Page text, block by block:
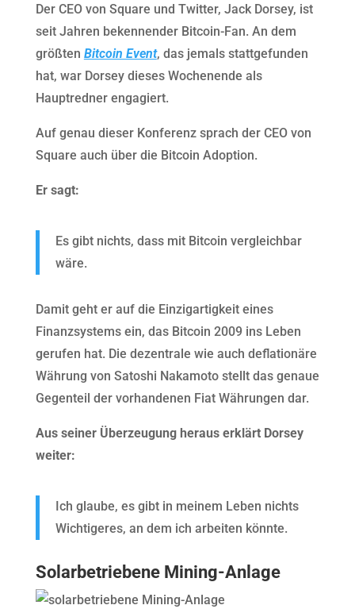
Der CEO von Square und Twitter, Jack Dorsey, ist
seit Jahren bekennender Bitcoin-Fan. An dem
größten Bitcoin Event, das jemals stattgefunden
hat, war Dorsey dieses Wochenende als
Hauptredner engagiert.
Auf genau dieser Konferenz sprach der CEO von
Square auch über die Bitcoin Adoption.
Er sagt:
Es gibt nichts, dass mit Bitcoin vergleichbar
wäre.
Damit geht er auf die Einzigartigkeit eines
Finanzsystems ein, das Bitcoin 2009 ins Leben
gerufen hat. Die dezentrale wie auch deflationäre
Währung von Satoshi Nakamoto stellt das genaue
Gegenteil der vorhandenen Fiat Währungen dar.
Aus seiner Überzeugung heraus erklärt Dorsey
weiter:
Ich glaube, es gibt in meinem Leben nichts
Wichtigeres, an dem ich arbeiten könnte.
Solarbetriebene Mining-Anlage